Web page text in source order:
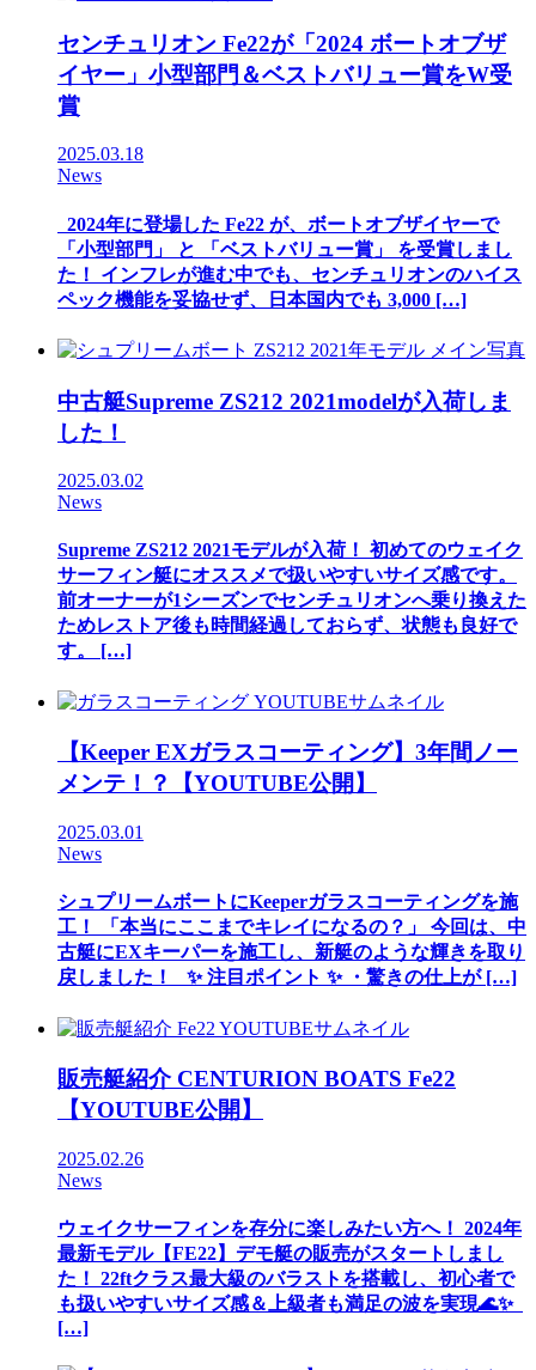
センチュリオン Fe22が「2024 ボートオブザ
イヤー」小型部門＆ベストバリュー賞をW受
賞
2025.03.18
News
2024年に登場した Fe22 が、ボートオブザイヤーで
「小型部門」 と 「ベストバリュー賞」 を受賞しまし
た！ インフレが進む中でも、センチュリオンのハイス
ペック機能を妥協せず、日本国内でも 3,000 […]
中古艇Supreme ZS212 2021modelが入荷しま
した！
2025.03.02
News
Supreme ZS212 2021モデルが入荷！ 初めてのウェイク
サーフィン艇にオススメで扱いやすいサイズ感です。
前オーナーが1シーズンでセンチュリオンへ乗り換えた
ためレストア後も時間経過しておらず、状態も良好で
す。 […]
【Keeper EXガラスコーティング】3年間ノー
メンテ！？【YOUTUBE公開】
2025.03.01
News
シュプリームボートにKeeperガラスコーティングを施
工！ 「本当にここまでキレイになるの？」 今回は、中
古艇にEXキーパーを施工し、新艇のような輝きを取り
戻しました！ ✨ 注目ポイント ✨ ・驚きの仕上が […]
販売艇紹介 CENTURION BOATS Fe22
【YOUTUBE公開】
2025.02.26
News
ウェイクサーフィンを存分に楽しみたい方へ！ 2024年
最新モデル【FE22】デモ艇の販売がスタートしまし
た！ 22ftクラス最大級のバラストを搭載し、初心者で
も扱いやすいサイズ感＆上級者も満足の波を実現🌊✨
[…]